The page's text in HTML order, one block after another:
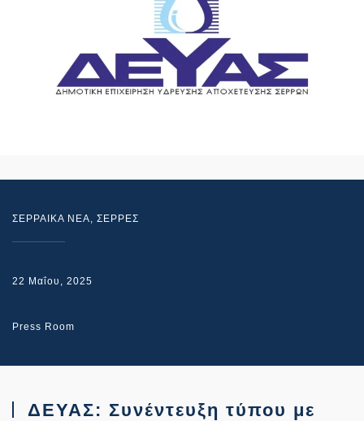
ΣΕΡΡΑΙΚΑ ΝΕΑ, ΣΕΡΡΕΣ
22 Μαΐου, 2025
Press Room
ΔΕΥΑΣ: Συνέντευξη τύπου με